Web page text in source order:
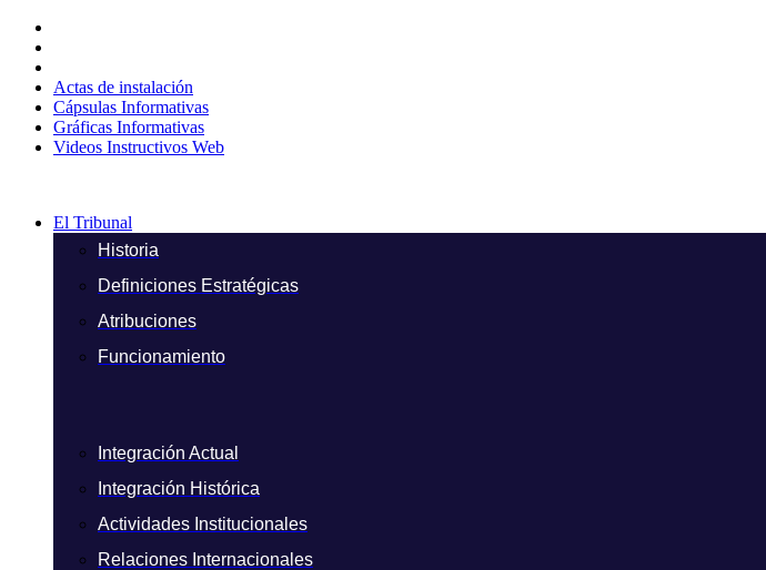
contenido
Actas de instalación
Cápsulas Informativas
Gráficas Informativas
Videos Instructivos Web
El Tribunal
Historia
Definiciones Estratégicas
Atribuciones
Funcionamiento
Integración Actual
Integración Histórica
Actividades Institucionales
Relaciones Internacionales